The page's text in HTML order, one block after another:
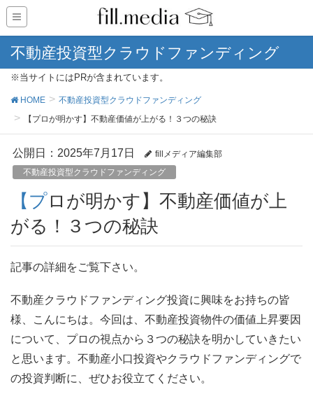
不動産投資型クラウドファンディング
※当サイトにはPRが含まれています。
HOME
不動産投資型クラウドファンディング
【プロが明かす】不動産価値が上がる！３つの秘訣
公開日： 2025年7月17日
fillメディア編集部
不動産投資型クラウドファンディング
【プロが明かす】不動産価値が上
がる！３つの秘訣
記事の詳細をご覧下さい。
不動産クラウドファンディング投資に興味をお持ちの皆
様、こんにちは。今回は、不動産投資物件の価値上昇要因
について、プロの視点から３つの秘訣を明かしていきたい
と思います。不動産小口投資やクラウドファンディングで
の投資判断に、ぜひお役立てください。